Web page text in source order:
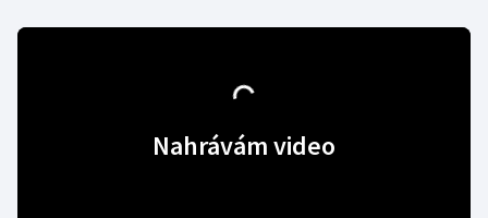
Nahrávám video